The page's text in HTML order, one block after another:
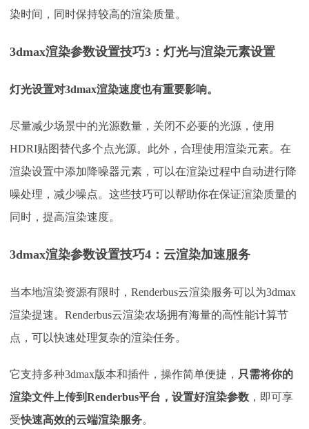
染时间，同时保持较高的渲染质量。
3dmax渲染参数设置技巧3：灯光与渲染元素设置
灯光设置对3dmax渲染速度也有重要影响。
尽量减少场景中的光源数量，关闭不必要的光源，使用
HDRI贴图替代多个点光源。此外，合理使用渲染元素。在
渲染设置中添加降噪器元素，可以在渲染过程中自动进行降
噪处理，减少噪点。这些技巧可以帮助你在保证渲染质量的
同时，提高渲染速度。
3dmax渲染参数设置技巧4：云渲染加速服务
当本地渲染资源有限时， Renderbus云渲染服务可以为3dmax
渲染提速。Renderbus云渲染农场拥有海量的高性能计算节
点，可以快速处理复杂的渲染任务。
它支持多种3dmax版本和插件，操作简单便捷， 只需将你的
渲染文件上传到Renderbus平台，设置好渲染参数 ，即可享
受快速高效的云端渲染服务。